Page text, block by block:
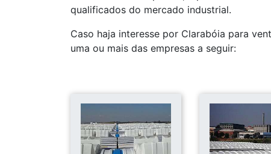
qualificados do mercado industrial.
Caso haja interesse por Clarabóia para
uma ou mais das empresas a seguir: